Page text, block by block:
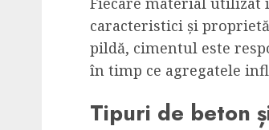
caracteristici și
pildă, cimentul este
în timp ce agregatele
Tipuri de beton